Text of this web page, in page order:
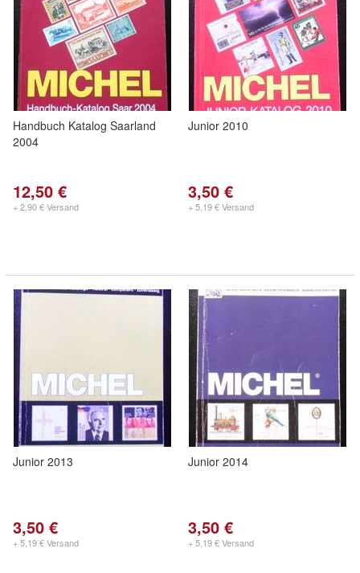
Handbuch Katalog Saarland
2004
12,50 €
+ 2,90 € Versand
Junior 2010
3,50 €
+ 5,19 € Versand
Junior 2013
3,50 €
+ 5,19 € Versand
Junior 2014
3,50 €
+ 5,19 € Versand